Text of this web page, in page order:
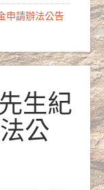
申請辦法公告
生紀
公